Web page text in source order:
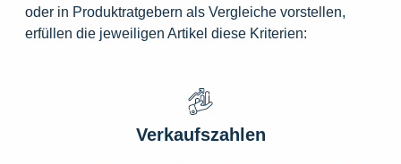
oder in Produktratgebern als Vergleiche vorstellen,
erfüllen die jeweiligen Artikel diese Kriterien:
Verkaufszahlen